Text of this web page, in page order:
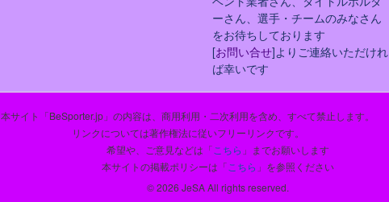
ーさん、選手・チームのみなさん
をお待ちしております
[お問い合せ]よりご連絡いただけれ
ば幸いです
本サイト「BeSporter.jp」の内容は、商用利用・二次利用を含め、すべて禁止します。
リンクについては著作権法に従いフリーリンクです。
希望や、ご意見などは「 こちら 」までお願いします
本サイトの掲載ポリシーは「 こちら 」を参照ください
© 2026 JeSA All rights reserved.